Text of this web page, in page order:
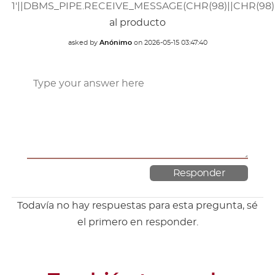
al producto
asked by Anónimoon 2026-05-15 03:47:40
Todavía no hay respuestas para esta pregunta, sé
el primero en responder.